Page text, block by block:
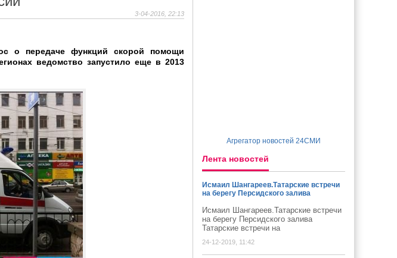
3-04-2016, 22:13
о передаче функций скорой помощи
ведомство запустило еще в 2013
Агрегатор новостей 24СМИ
Лента новостей
Исмаил Шангареев.Татарские встречи
на берегу Персидского залива
Исмаил Шангареев.Татарские встречи
на берегу Персидского залива
Татарские встречи на
24-12-2019, 11:42